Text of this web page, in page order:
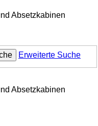
Absetzkabinen
Erweiterte Suche
Absetzkabinen